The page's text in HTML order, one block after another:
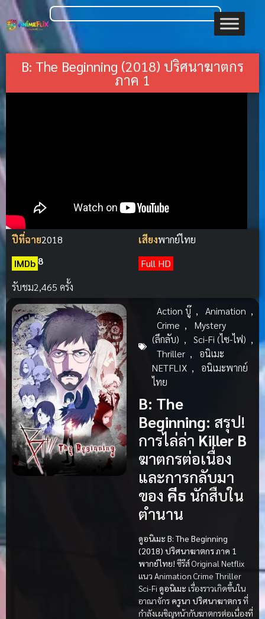
B: The Beginning (2018) ปริศนาฆาตกร
ภาค 1
ปีที่ฉาย2018 เสียงพากย์ไทย
IMDb 8
Full HD
รับชม2,465 ครั้ง
Action บู๊ , Animation ,
Crime ,
Mystery
(ลึกลับ) , Sci-Fi (ไซ-ไฟ) ,
Thriller ,
อนิเมะ
NETFLIX ,
อนิเมะพากย์
ไทย
B: The
Beginning: สรุป!
การไล่ล่า Killer B
ฆาตกรต่อเนื่อง
และการกลับมา
ของ คีธ นักสืบใน
ตำนาน
ดูอนิเมะ B: The Beginning
(2018) ปริศนาฆาตกร ภาค 1
พากย์ไทย! ซีรีส์ Original Netflix
แนว Animation Crime Thriller
Sci-Fi ดูอนิเมะ เรื่องราวเกิดขึ้นใน
อาณาจักร ครูนา ปริศนาฆาตกรที่
กำลังเผชิญหน้ากับฆาตกรต่อเนื่องที่